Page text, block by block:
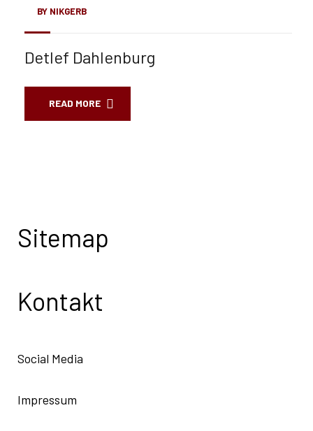
BY NIKGERB
Detlef Dahlenburg
READ MORE
Sitemap
Kontakt
Social Media
Impressum